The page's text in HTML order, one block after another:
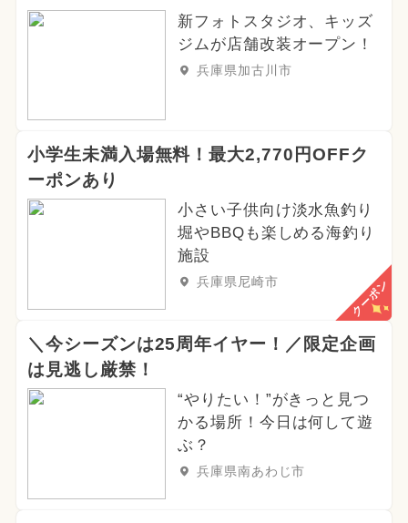
新フォトスタジオ、キッズ
ジムが店舗改装オープン！
兵庫県加古川市
小学生未満入場無料！最大2,770円OFFク
ーポンあり
小さい子供向け淡水魚釣り
堀やBBQも楽しめる海釣り
施設
兵庫県尼崎市 クーポン
＼今シーズンは25周年イヤー！／限定企画
は見逃し厳禁！
“やりたい！”がきっと見つ
かる場所！今日は何して遊
ぶ？
兵庫県南あわじ市